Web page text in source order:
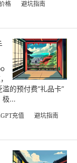
格
避坑指南
的预付费“礼品卡”
极...
充值
避坑指南